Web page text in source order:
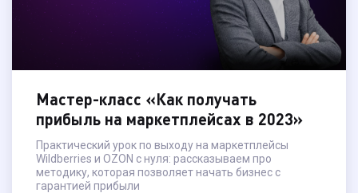
Подробнее →
Мастер-класс «Как получать
прибыль на маркетплейсах в 2023»
Практический урок по выходу на маркетплейсы
Wildberries и OZON с нуля: рассказываем про
методику, которая позволяет начать бизнес с
гарантией прибыли